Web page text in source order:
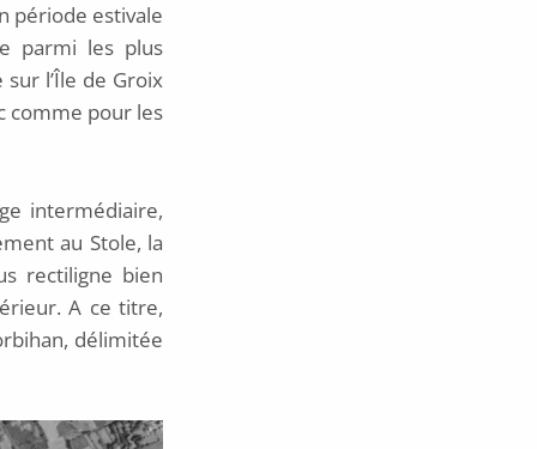
période estivale
parmi les plus
l’Île de Groix
comme pour les
intermédiaire,
au Stole, la
rectiligne bien
A ce titre,
délimitée